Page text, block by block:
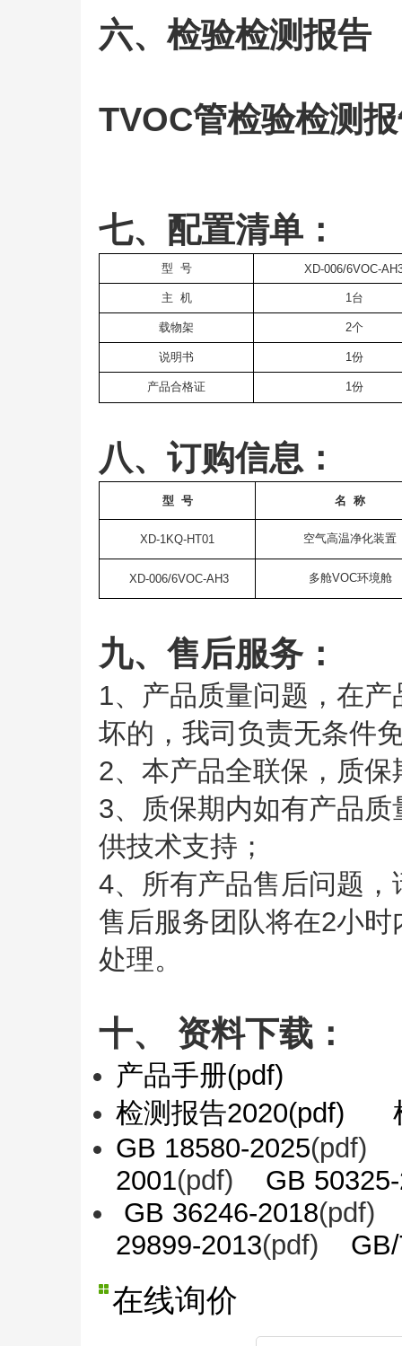
六、检验检测报告
TVOC管检验检测
七、配置清单：
型 号 XD-006/6VOC-
主 机 1台
载物架 2个
说明书 1份
产品合格证 1份
八、订购信息：
型 号 名 称
XD-1KQ-HT01 空气高温净化装置
XD-006/6VOC-AH3 多舱VOC环境舱
九、售后服务：
1、产品质量问题，在
坏的，我司负责无条件
2、本产品全联保，质
3、质保期内如有产品
供技术支持；
4、所有产品售后问题
售后服务团队将在2小
处理。
十、 资料下载：
产品手册(pdf)
检测报告2020(pdf)
GB 18580-2025(pdf)
2001(pdf)
GB
GB 36246-2018(pdf)
29899-2013(pdf)
在线询价